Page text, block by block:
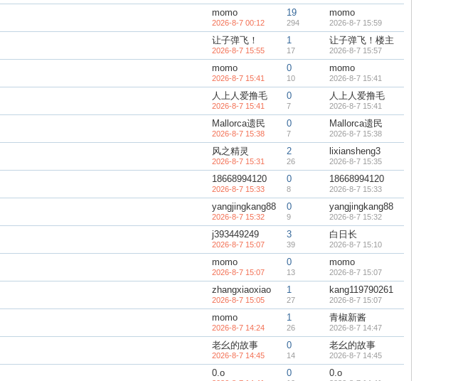
momo
2026-8-7 00:12
19
294
momo
2026-8-7 15:59
让子弹飞！
2026-8-7 15:55
1
17
让子弹飞！楼主
2026-8-7 15:57
momo
2026-8-7 15:41
0
10
momo
2026-8-7 15:41
人上人爱撸毛
2026-8-7 15:41
0
7
人上人爱撸毛
2026-8-7 15:41
Mallorca遗民
2026-8-7 15:38
0
7
Mallorca遗民
2026-8-7 15:38
风之精灵
2026-8-7 15:31
2
26
lixiansheng3
2026-8-7 15:35
18668994120
2026-8-7 15:33
0
8
18668994120
2026-8-7 15:33
yangjingkang88
2026-8-7 15:32
0
9
yangjingkang88
2026-8-7 15:32
j393449249
2026-8-7 15:07
3
39
白日长
2026-8-7 15:10
momo
2026-8-7 15:07
0
13
momo
2026-8-7 15:07
zhangxiaoxiao
2026-8-7 15:05
1
27
kang119790261
2026-8-7 15:07
momo
2026-8-7 14:24
1
26
青椒新酱
2026-8-7 14:47
老幺的故事
2026-8-7 14:45
0
14
老幺的故事
2026-8-7 14:45
0.o 0 0.o